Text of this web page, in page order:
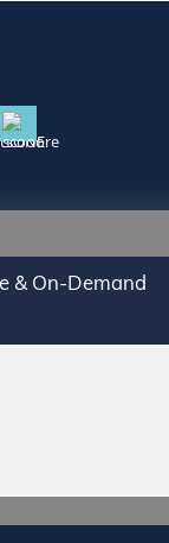
& On-Demand